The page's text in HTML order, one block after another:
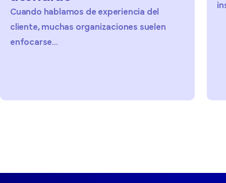
Cuando hablamos de experiencia del
cliente, muchas organizaciones suelen
enfocarse...